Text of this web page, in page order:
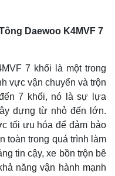
Daewoo K4MVF 7
7 khối là một trong
vực vận chuyển và trộn
7 khối, nó là sự lựa
dựng từ nhỏ đến lớn.
tối ưu hóa để đảm bảo
toàn trong quá trình làm
tin cậy, xe bồn trộn bê
năng vận hành mạnh